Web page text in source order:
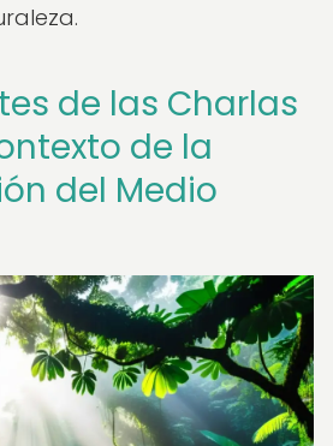
de las Charlas
de la
del Medio